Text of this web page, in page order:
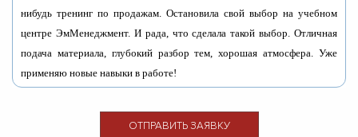
нибудь тренинг по продажам. Остановила свой выбор на учебном
центре ЭмМенеджмент. И рада, что сделала такой выбор. Отличная
подача материала, глубокий разбор тем, хорошая атмосфера. Уже
применяю новые навыки в работе!
ОТПРАВИТЬ ЗАЯВКУ